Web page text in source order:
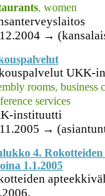
, women
→
UKK-
rooms, business
services
instituutti
→
4.
1.1.2005